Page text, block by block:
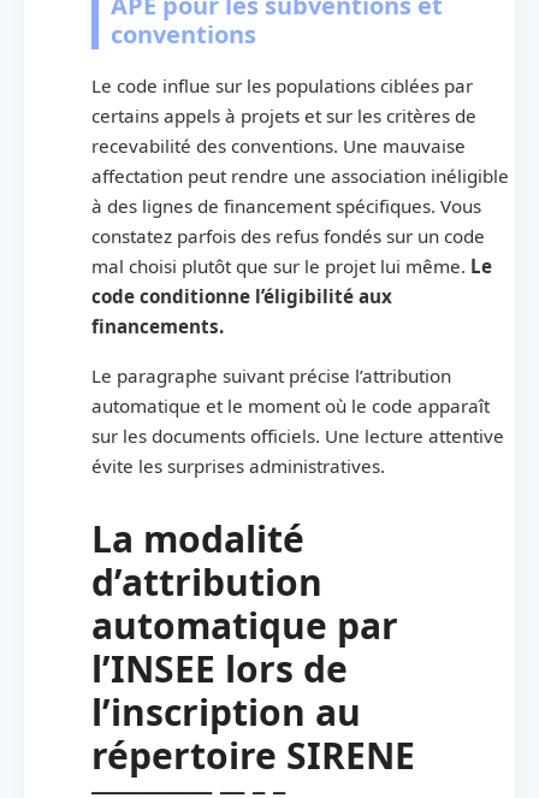
conventions
Le code influe sur les populations ciblées par
certains appels à projets et sur les critères de
recevabilité des conventions. Une mauvaise
affectation peut rendre une association inéligible
à des lignes de financement spécifiques. Vous
constatez parfois des refus fondés sur un code
mal choisi plutôt que sur le projet lui même. Le
code conditionne l’éligibilité aux
financements.
Le paragraphe suivant précise l’attribution
automatique et le moment où le code apparaît
sur les documents officiels. Une lecture attentive
évite les surprises administratives.
La modalité
d’attribution
automatique par
l’INSEE lors de
l’inscription au
répertoire SIRENE